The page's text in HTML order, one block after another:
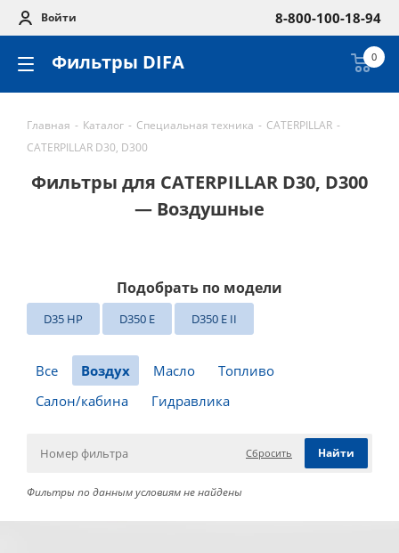
Войти 8-800-100-18-94
Фильтры DIFA 0
Главная - Каталог - Специальная техника - CATERPILLAR -
CATERPILLAR D30, D300
Фильтры для CATERPILLAR D30, D300
— Воздушные
Подобрать по модели
D35 HP D350 E D350 E II
Все Воздух Масло
Топливо
Салон/кабина
Гидравлика
Сбросить
Фильтры по данным условиям не найдены